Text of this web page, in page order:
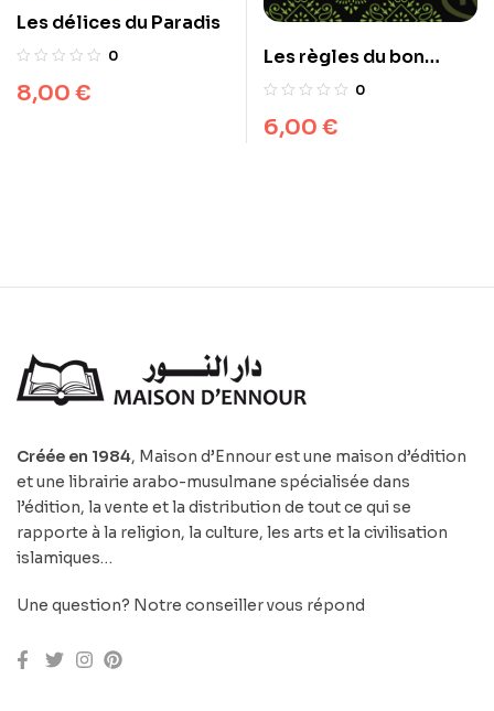
Les délices du Paradis
0
8,00 €
Les règles du bon
comportement
0
6,00 €
Créée en 1984, Maison d’Ennour est une maison d’édition
et une librairie arabo-musulmane spécialisée dans
l’édition, la vente et la distribution de tout ce qui se
rapporte à la religion, la culture, les arts et la civilisation
islamiques…
Une question? Notre conseiller vous répond